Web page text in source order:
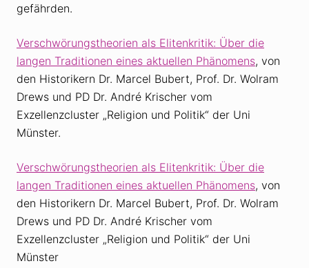
gefährden.
Verschwörungstheorien als Elitenkritik: Über die
langen Traditionen eines aktuellen Phänomens, von
den Historikern Dr. Marcel Bubert, Prof. Dr. Wolram
Drews und PD Dr. André Krischer vom
Exzellenzcluster „Religion und Politik“ der Uni
Münster.
Verschwörungstheorien als Elitenkritik: Über die
langen Traditionen eines aktuellen Phänomens, von
den Historikern Dr. Marcel Bubert, Prof. Dr. Wolram
Drews und PD Dr. André Krischer vom
Exzellenzcluster „Religion und Politik“ der Uni
Münster